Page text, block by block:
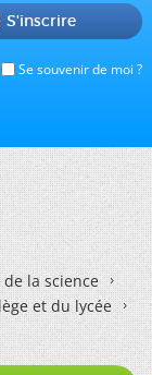
Se souvenir de moi ?
S'inscrire
la science
et du lycée